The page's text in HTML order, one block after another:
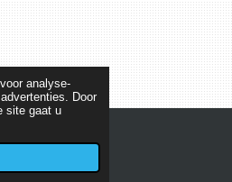
analyse-
Door
site gaat u